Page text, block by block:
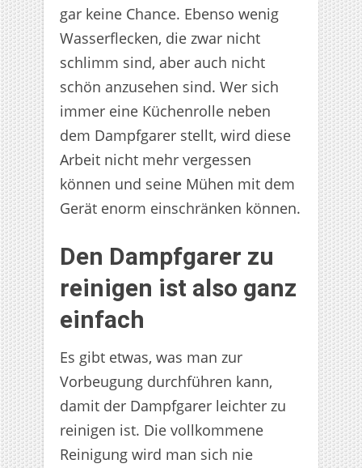
gar keine Chance. Ebenso wenig
Wasserflecken, die zwar nicht
schlimm sind, aber auch nicht
schön anzusehen sind. Wer sich
immer eine Küchenrolle neben
dem Dampfgarer stellt, wird diese
Arbeit nicht mehr vergessen
können und seine Mühen mit dem
Gerät enorm einschränken können.
Den Dampfgarer zu
reinigen ist also ganz
einfach
Es gibt etwas, was man zur
Vorbeugung durchführen kann,
damit der Dampfgarer leichter zu
reinigen ist. Die vollkommene
Reinigung wird man sich nie